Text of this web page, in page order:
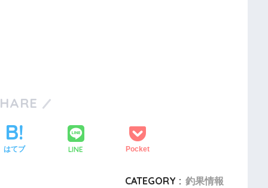
はてブ LINE Pocket
CATEGORY : 釣果情報